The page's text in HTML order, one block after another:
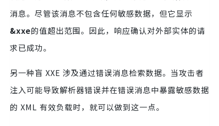
消息。尽管该消息不包含任何敏感数据，但它显示
&xxe的值超出范围。因此，响应确认对外部实体的请
求已成功。
另一种盲 XXE 涉及通过错误消息检索数据。当攻击者
注入可能导致解析器错误并在错误消息中暴露敏感数据
的 XML 有效负载时，就可以做到这一点。